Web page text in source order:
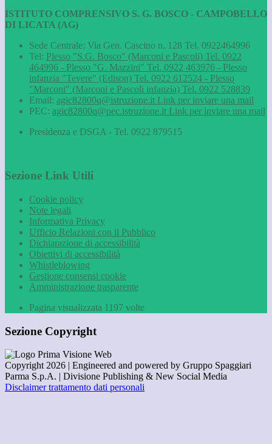
ISTITUTO COMPRENSIVO S. G. BOSCO - CAMPOBELLO
DI LICATA (AG)
Sede Centrale: Via Gen. Cascino n. 128 Tel. 0922464996
Tel: Plesso "S.G. Bosco" (Marconi e Pascoli) Tel. 0922
464996 - Plesso "G. Mazzini" Tel. 0922 463976 - Plesso
infanzia "Tevere" (Edison) Tel. 0922 612524 - Plesso
"Marconi" (Marconi e Pascoli infanzia) Tel. 0922 528839
Email: agic82800q@istruzione.it Link per inviare una mail
PEC: agic82800q@pec.istruzione.it Link per inviare una mail
Presidenza e DSGA - Tel. 0922 879515
Sezione Link Utili
Cookie policy
Note legali
Informativa Privacy
Ufficio Relazioni con il Pubblico
Dichiarazione di accessibilità
Obiettivi di accessibilità
Whistleblowing
Gestione consensi cookie
Amministrazione trasparente
Pagina visualizzata 1197 volte
Sezione Copyright
Copyright 2026 | Engineered and powered by Gruppo Spaggiari
Parma S.p.A. | Divisione Publishing & New Social Media
Disclaimer trattamento dati personali